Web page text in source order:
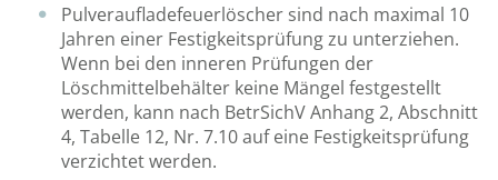
Pulveraufladefeuerlöscher sind nach maximal 10
Jahren einer Festigkeitsprüfung zu unterziehen.
Wenn bei den inneren Prüfungen der
Löschmittelbehälter keine Mängel festgestellt
werden, kann nach BetrSichV Anhang 2, Abschnitt
4, Tabelle 12, Nr. 7.10 auf eine Festigkeitsprüfung
verzichtet werden.